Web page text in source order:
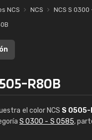
NCS NCS
NCS S 0300
R80B
el color NCS S
S 0300 - S 0585,